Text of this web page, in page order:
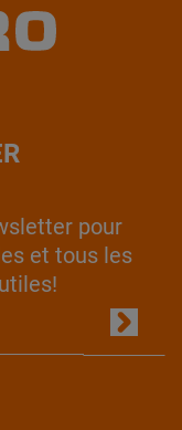
pour
et tous les